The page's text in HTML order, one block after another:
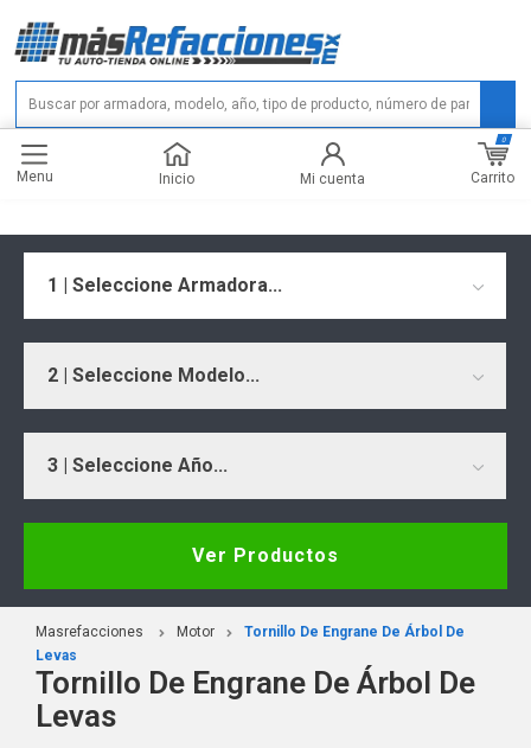
Menu Inicio Mi cuenta Carrito
0
1 | Seleccione Armadora...
2 | Seleccione Modelo...
3 | Seleccione Año...
Ver Productos
Masrefacciones Motor
Tornillo De Engrane De Árbol De
Levas
Tornillo De Engrane De Árbol De
Levas